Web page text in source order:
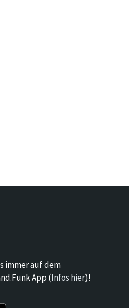
immer auf dem
App (Infos hier)!